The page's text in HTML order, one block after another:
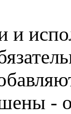
и
-